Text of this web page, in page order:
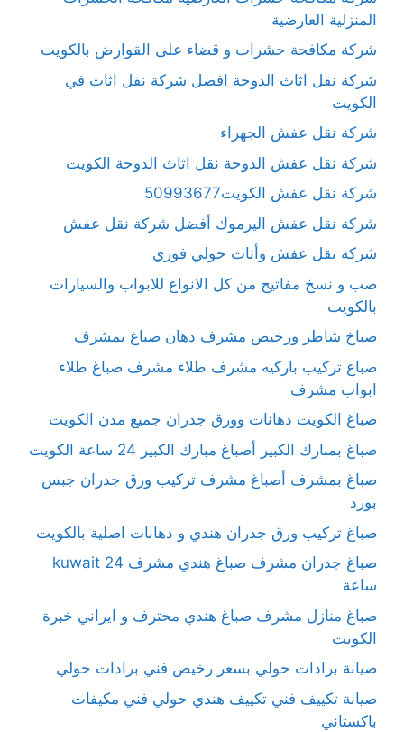
المنزلية العارضية
شركة مكافحة حشرات و قضاء على القوارض بالكويت
شركة نقل اثاث الدوحة افضل شركة نقل اثاث في
الكويت
شركة نقل عفش الجهراء
شركة نقل عفش الدوحة نقل اثاث الدوحة الكويت
شركة نقل عفش الكويت50993677
شركة نقل عفش اليرموك أفضل شركة نقل عفش
شركة نقل عفش وأثاث حولي فوري
صب و نسخ مفاتيح من كل الانواع للابواب والسيارات
بالكويت
صباخ شاطر ورخيص مشرف دهان صباغ بمشرف
صباع تركيب باركيه مشرف طلاء مشرف صباغ طلاء
ابواب مشرف
صباغ الكويت دهانات وورق جدران جميع مدن الكويت
صباغ بمبارك الكبير أصباغ مبارك الكبير 24 ساعة الكويت
صباغ بمشرف أصباغ مشرف تركيب ورق جدران جبس
بورد
صباغ تركيب ورق جدران هندي و دهانات اصلية بالكويت
صباغ جدران مشرف صباغ هندي مشرف kuwait 24
ساعة
صباغ منازل مشرف صباغ هندي محترف و ايراني خبرة
الكويت
صيانة برادات حولي بسعر رخيص فني برادات حولي
صيانة تكييف فني تكييف هندي حولي فني مكيفات
باكستاني